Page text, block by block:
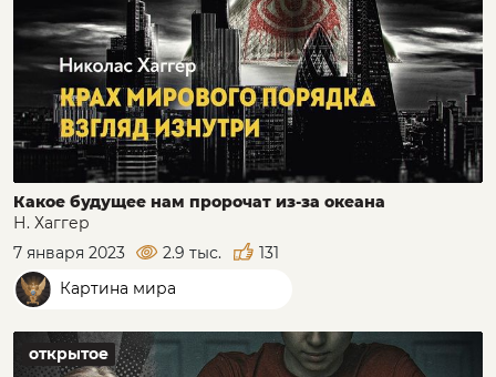
Какое будущее нам пророчат из-за океана
Н. Хаггер
7 января 2023
2.9 тыс.
131
Картина мира
открытое